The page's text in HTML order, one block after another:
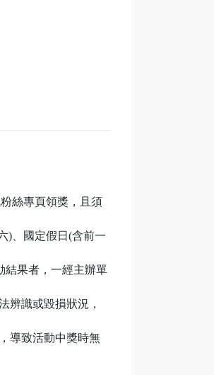
絲專頁領獎，且須
)、國定假日(含前一
結果者，一經主辦單
辨識或毀損狀況，
導致活動中獎時無